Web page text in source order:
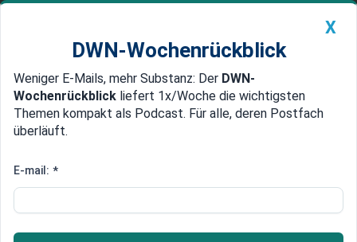
Newsticker MEIN DWN: Geldanlage Premium
Edelmetalle DWN-Magazin China
Kommunikation im Wandel –
Zukunft bedeutet
X
DWN-Wochenrückblick
Weniger E-Mails, mehr Substanz: Der DWN-
Wochenrückblick liefert 1x/Woche die wichtigsten
Themen kompakt als Podcast. Für alle, deren Postfach
überläuft.
E-mail: *